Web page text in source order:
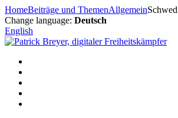
Zum
Inhalt
springen
HomeBeiträge und ThemenAllgemein
Change language: Deutsch
English